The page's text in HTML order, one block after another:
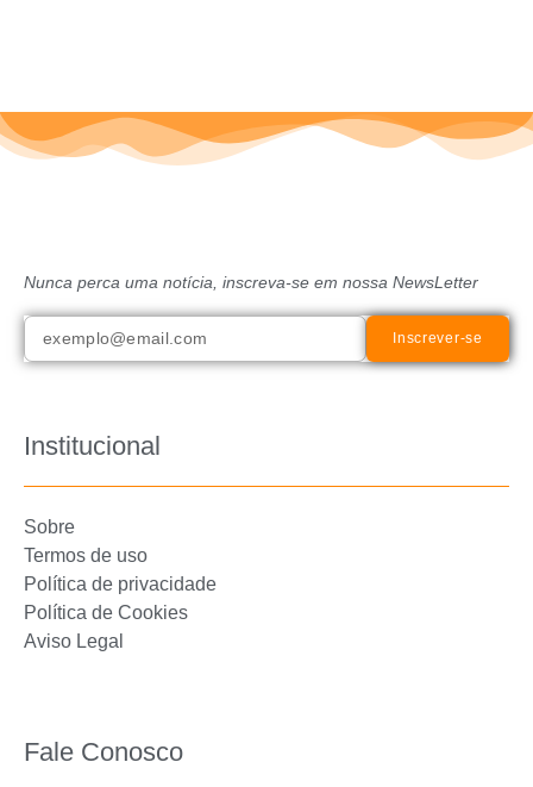
Nunca perca uma notícia, inscreva-se em nossa NewsLetter
Inscrever-se
Institucional
Sobre
Termos de uso
Política de privacidade
Política de Cookies
Aviso Legal
Fale Conosco